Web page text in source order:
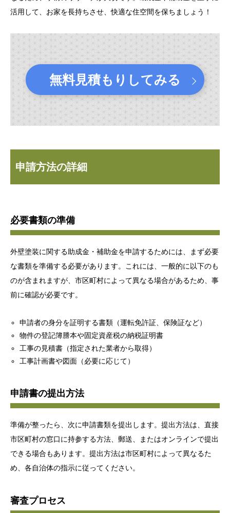
活用して、お家を長持ちさせ、快適な住空間を保ちましょう！
無料見積もりしてみる
申請方法の詳細
必要書類の準備
外壁塗装に関する助成金・補助金を申請するためには、まず必要
な書類を準備する必要があります。これには、一般的に以下のも
のが含まれますが、市区町村によって異なる場合があるため、事
前に確認が必要です。
申請者の身分を証明する書類（運転免許証、保険証など）
物件の登記簿謄本や固定資産税の納税証明書
工事の見積書（指定された業者から取得）
工事計画書や図面（必要に応じて）
申請書の提出方法
準備が整ったら、次に申請書類を提出します。提出方法は、直接
市区町村の窓口に持参する方法、郵送、またはオンラインで提出
できる場合もあります。提出方法は市区町村によって異なるた
め、各自治体の指示に従ってください。
審査プロセス